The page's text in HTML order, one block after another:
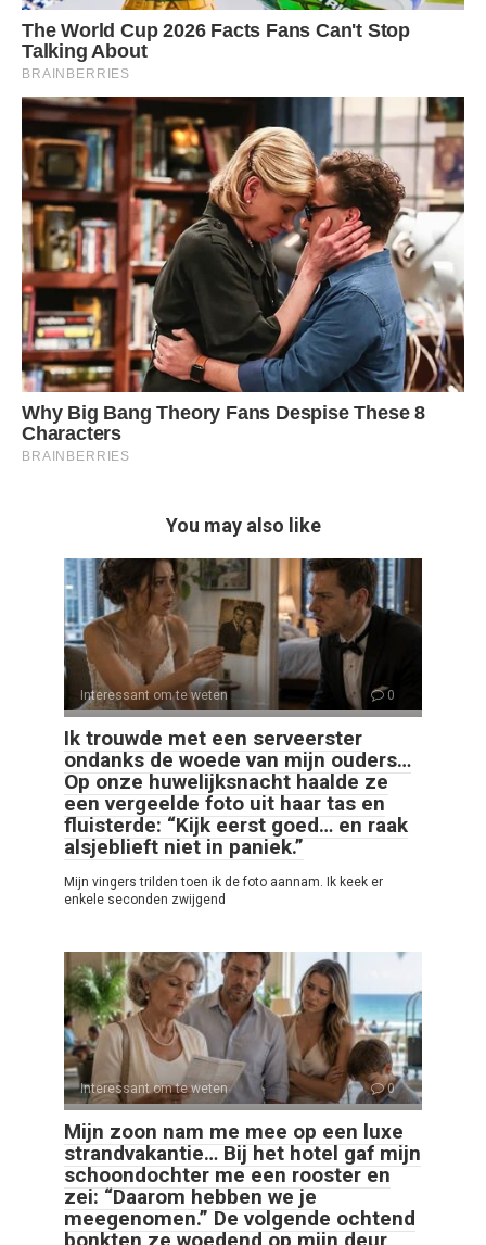
You may also like
Interessant om te weten 0
Ik trouwde met een serveerster
ondanks de woede van mijn ouders…
Op onze huwelijksnacht haalde ze
een vergeelde foto uit haar tas en
fluisterde: “Kijk eerst goed… en raak
alsjeblieft niet in paniek.”
Mijn vingers trilden toen ik de foto aannam. Ik keek er
enkele seconden zwijgend
Interessant om te weten 0
Mijn zoon nam me mee op een luxe
strandvakantie… Bij het hotel gaf mijn
schoondochter me een rooster en
zei: “Daarom hebben we je
meegenomen.” De volgende ochtend
bonkten ze woedend op mijn deur